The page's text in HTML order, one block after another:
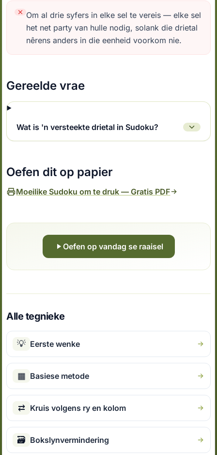
Om al drie syfers in elke sel te vereis — elke sel
het net party van hulle nodig, solank die drietal
nêrens anders in die eenheid voorkom nie.
Gereelde vrae
Wat is 'n versteekte drietal in Sudoku?
Oefen dit op papier
Moeilike Sudoku om te druk — Gratis PDF
Oefen op vandag se raaisel
Alle tegnieke
💡 Eerste wenke
▦ Basiese metode
⇄ Kruis volgens ry en kolom
🗃 Bokslynvermindering